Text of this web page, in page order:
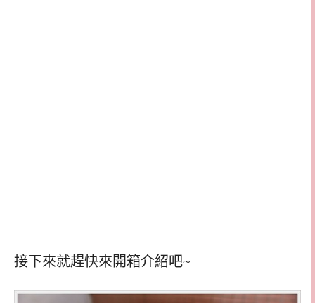
接下來就趕快來開箱介紹吧~